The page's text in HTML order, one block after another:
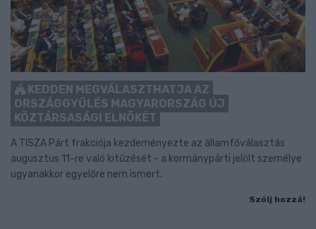
KEDDEN MEGVÁLASZTHATJA AZ
ORSZÁGGYŰLÉS MAGYARORSZÁG ÚJ
KÖZTÁRSASÁGI ELNÖKÉT
A TISZA Párt frakciója kezdeményezte az államfőválasztás
augusztus 11-re való kitűzését - a kormánypárti jelölt személye
ugyanakkor egyelőre nem ismert.
Szólj hozzá!